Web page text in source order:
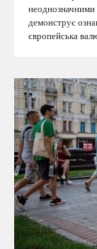
неоднозначними
демонструє
європейська